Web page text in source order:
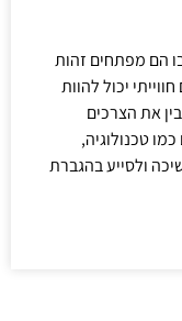
הם מפתחים זהות
יכול להוות
את הצרכים
טכנולוגיה,
ולסייע בהגברת